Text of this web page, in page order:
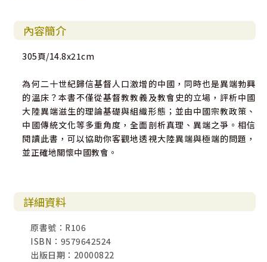
內容簡介
305頁/14.8x21cm
為何二十世紀歸信基督人口激增的中國，同時也是異端勃興
的溫床？本書不僅從基督教教義及教會史的立場，評析中國
大陸異端滋生的理論基礎與組織形態；並由中國宗教政策、
中國傳統文化等多重角度，全面剖析真理、異端之爭。相信
閱讀此書，可以協助你客觀地透視大陸異端與極端的問題，
並正確地關懷中國教會。
詳細資料
原書號：R106
ISBN：9579642524
出版日期：20000822